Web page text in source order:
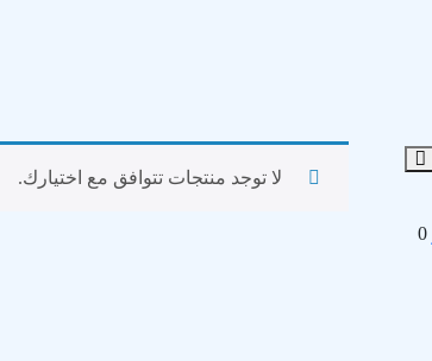
0
لا توجد منتجات تتوافق مع اختيارك.